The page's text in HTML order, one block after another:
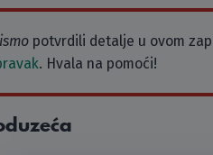
potvrdili detalje u ovom
. Hvala na pomoći!